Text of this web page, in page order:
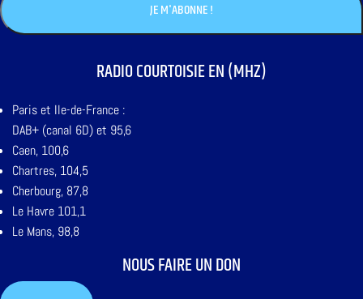
RADIO COURTOISIE EN (MHZ)
Paris et Ile-de-France :
DAB+ (canal 6D) et 95,6
Caen, 100,6
Chartres, 104,5
Cherbourg, 87,8
Le Havre 101,1
Le Mans, 98,8
NOUS FAIRE UN DON